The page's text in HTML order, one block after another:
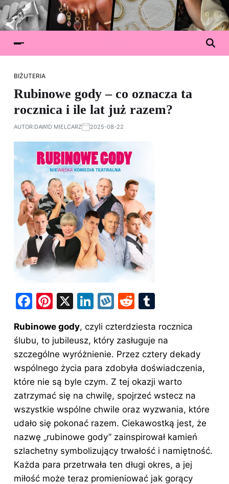
BIŻUTERIA
Rubinowe gody – co oznacza ta
rocznica i ile lat już razem?
AUTOR:DAWID MIELCARZ 2025-08-22
F
c
e
b
o
o
k
Pi
er
e
st
X
Li
k
e
dI
n
W
k
o
p
R
d
di
t
m
bl
r
Rubinowe gody, czyli czterdziesta rocznica
ślubu, to jubileusz, który zasługuje na
szczególne wyróżnienie. Przez cztery dekady
wspólnego życia para zdobyła doświadczenia,
które nie są byle czym. Z tej okazji warto
zatrzymać się na chwilę, spojrzeć wstecz na
wszystkie wspólne chwile oraz wyzwania, które
udało się pokonać razem. Ciekawostką jest, że
nazwę „rubinowe gody” zainspirował kamień
szlachetny symbolizujący trwałość i namiętność.
Każda para przetrwała ten długi okres, a jej
miłość może teraz promieniować jak gorący